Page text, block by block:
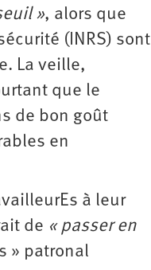
», alors que
(INRS) sont
La veille,
que le
de bon goût
en
à leur
de « passer en
» patronal